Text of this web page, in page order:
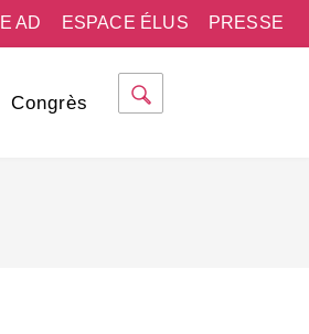
PRESSE
ESPACE ÉLUS
AD
Congrès